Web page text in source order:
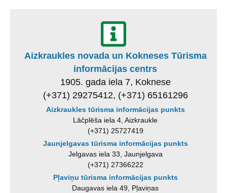
Aizkraukles novada un Kokneses Tūrisma
informācijas centrs
1905. gada iela 7, Koknese
(+371) 29275412, (+371) 65161296
Aizkraukles tūrisma informācijas punkts
Lāčplēša iela 4, Aizkraukle
(+371) 25727419
Jaunjelgavas tūrisma informācijas punkts
Jelgavas iela 33, Jaunjelgava
(+371) 27366222
Pļaviņu tūrisma informācijas punkts
Daugavas iela 49, Pļaviņas